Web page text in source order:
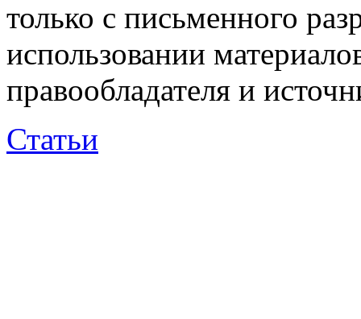
только с письменного
использовании
правообладателя и
Статьи